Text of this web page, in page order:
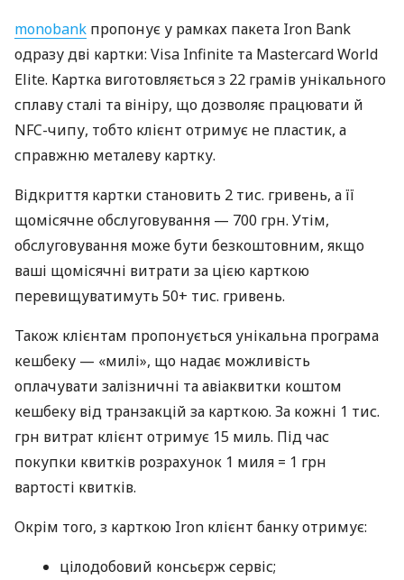
monobank пропонує у рамках пакета Iron Bank
одразу дві картки: Visa Infinite та Mastercard World
Elite. Картка виготовляється з 22 грамів унікального
сплаву сталі та вініру, що дозволяє працювати й
NFC-чипу, тобто клієнт отримує не пластик, а
справжню металеву картку.
Відкриття картки становить 2 тис. гривень, а її
щомісячне обслуговування — 700 грн. Утім,
обслуговування може бути безкоштовним, якщо
ваші щомісячні витрати за цією карткою
перевищуватимуть 50+ тис. гривень.
Також клієнтам пропонується унікальна програма
кешбеку — «милі», що надає можливість
оплачувати залізничні та авіаквитки коштом
кешбеку від транзакцій за карткою. За кожні 1 тис.
грн витрат клієнт отримує 15 миль. Під час
покупки квитків розрахунок 1 миля = 1 грн
вартості квитків.
Окрім того, з карткою Iron клієнт банку отримує:
цілодобовий консьєрж сервіс;